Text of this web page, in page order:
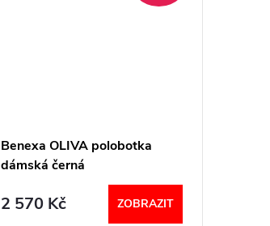
Benexa OLIVA polobotka
dámská černá
2 570 Kč ZOBRAZIT